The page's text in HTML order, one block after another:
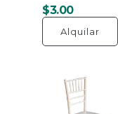
$3.00
Alquilar